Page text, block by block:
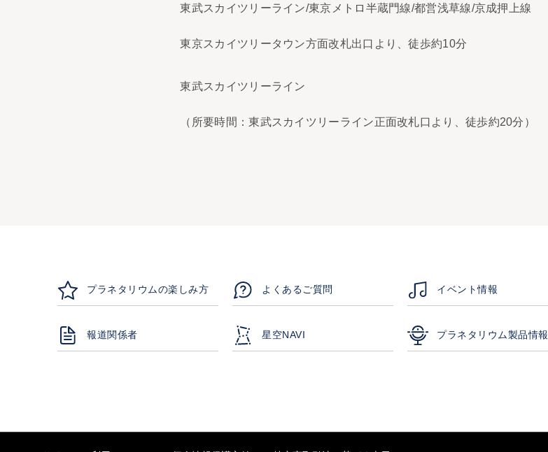
東武スカイツリーライン/東京メトロ半蔵門線/都営浅草線/京成押上線
東京スカイツリータウン方面改札出口より、徒歩約10分
東武スカイツリーライン
（所要時間：東武スカイツリーライン正面改札口より、徒歩約20分）
プラネタリウムの楽しみ方 よくあるご質問 イベント情報
報道関係者 星空NAVI プラネタリウム製品情報